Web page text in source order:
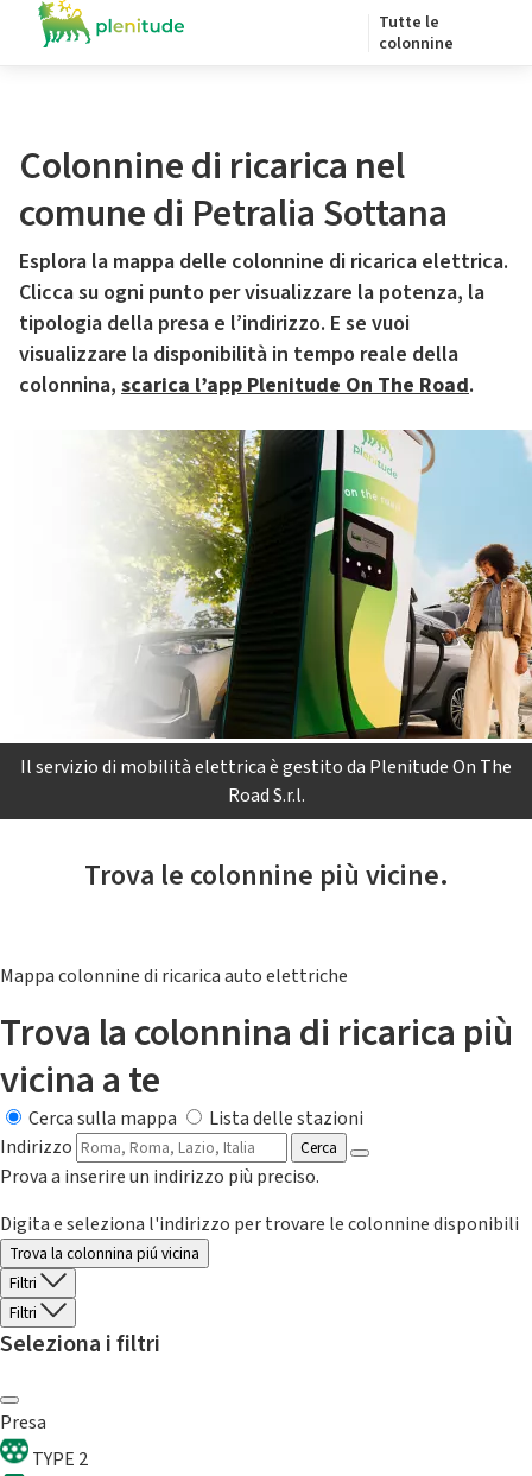
Tutte le
colonnine
Colonnine di ricarica nel
comune di Petralia Sottana
Esplora la mappa delle colonnine di ricarica elettrica.
Clicca su ogni punto per visualizzare la potenza, la
tipologia della presa e l’indirizzo. E se vuoi
visualizzare la disponibilità in tempo reale della
colonnina, scarica l’app Plenitude On The Road.
Il servizio di mobilità elettrica è gestito da Plenitude On The
Road S.r.l.
Trova le colonnine più vicine.
Mappa colonnine di ricarica auto elettriche
Trova la colonnina di ricarica più
vicina a te
Cerca sulla mappa
Lista delle stazioni
Indirizzo
Cerca
Prova a inserire un indirizzo più preciso.
Digita e seleziona l'indirizzo per trovare le colonnine disponibili
Trova la colonnina piú vicina
Filtri
Filtri
Seleziona i filtri
Presa
TYPE 2